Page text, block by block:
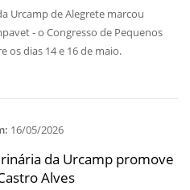
Urcamp de Alegrete marcou
- o Congresso de Pequenos
os dias 14 e 16 de maio.
16/05/2026
da Urcamp promove
Alves